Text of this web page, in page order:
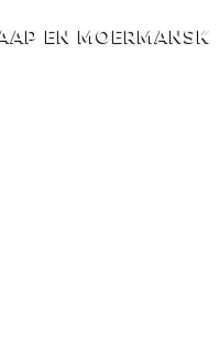
EN MOERMANSK